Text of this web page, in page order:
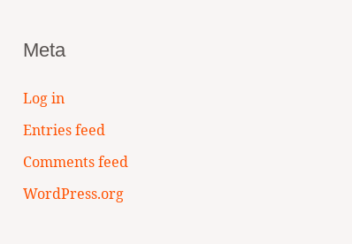
Meta
Log in
Entries feed
Comments feed
WordPress.org